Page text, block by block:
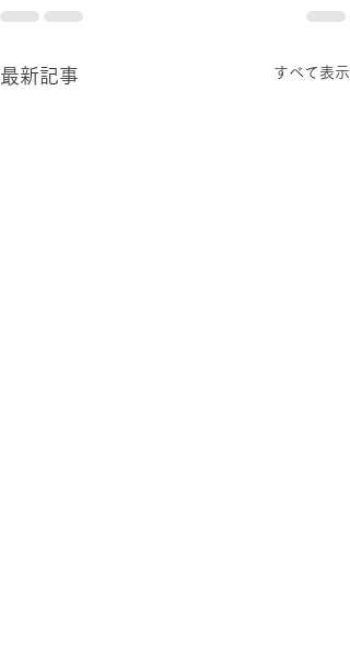
最新記事 すべて表示